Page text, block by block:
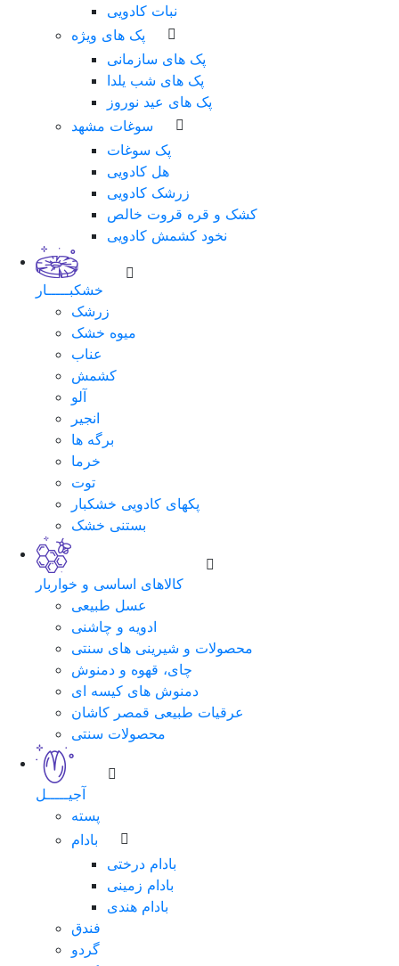
نبات کادویی
پک های ویژه
پک های سازمانی
پک های شب یلدا
پک های عید نوروز
سوغات مشهد
پک سوغات
هل کادویی
زرشک کادویی
کشک و قره قروت خالص
نخود کشمش کادویی
خشکبـــــار
زرشک
میوه خشک
عناب
کشمش
آلو
انجیر
برگه ها
خرما
توت
پکهای کادویی خشکبار
بستنی خشک
کالاهای اساسی و خواربار
عسل طبیعی
ادویه و چاشنی
محصولات و شیرینی های سنتی
چای، قهوه و دمنوش
دمنوش های کیسه ای
عرقیات طبیعی قمصر کاشان
محصولات سنتی
آجیـــــل
پسته
بادام
بادام درختی
بادام زمینی
بادام هندی
فندق
گردو